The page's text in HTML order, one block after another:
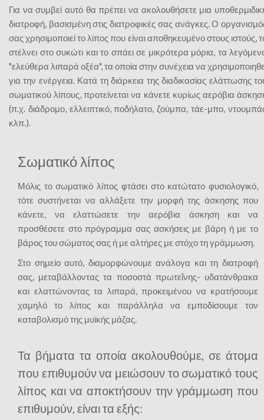
Για να συμβεί αυτό θα πρέπει να ακολουθήσετε μια
διατροφή, βασισμένη στις διατροφικές σας ανάγκες. Ο
σας χρησιμοποιεί το λίπος που είναι αποθηκευμένο στους ιστούς,
στέλνει στο συκώτι και το σπάει σε μικρότερα μόρια, τα
"ελεύθερα λιπαρά οξέα", τα οποία στην συνέχεια να
για την ενέργεια. Κατά τη διάρκεια της διαδικασίας ελάττωσης
σωματικού λίπους, προτείνεται να κάνετε κυρίως αερόβια
(π.χ. διάδρομο, ελλειπτικό, ποδήλατο, ζούμπα, τάε-μπο,
κλπ.).
Σωματικό λίπος
Μόλις το σωματικό λίπος φτάσει στο κατώτατο φυσιολογικό,
τότε συστήνεται να αλλάξετε την μορφή της άσκησης που
κάνετε, να ελαττώσετε την αερόβια άσκηση και να
προσθέσετε στο πρόγραμμα σας ασκήσεις με βάρη ή με το
βάρος του σώματος σας ή με αλτήρες με στόχο τη γράμμωση.
Στο σημείο αυτό, διαμορφώνουμε ανάλογα και τη διατροφή
σας, μεταβάλλοντας τα ποσοστά πρωτεΐνης- υδατάνθρακα
και ελαττώνοντας τα λιπαρά, προκειμένου να κρατήσουμε
χαμηλό το λίπος και παράλληλα να εμποδίσουμε τον
καταβολισμό της μυϊκής μάζας.
Τα βήματα τα οποία ακολουθούμε, σε άτομα
που επιθυμούν να μειώσουν το σωματικό τους
λίπος και να αποκτήσουν την γράμμωση που
επιθυμούν, είναι τα εξής: